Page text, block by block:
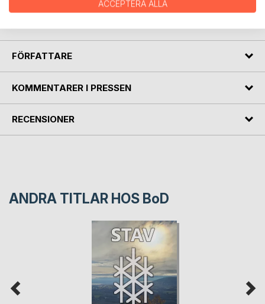
surfing i stora vågor. Brädan är dessutom ett utmärkt
FÖRFATTARE
KOMMENTARER I PRESSEN
RECENSIONER
ANDRA TITLAR HOS BoD
ACCEPTERA ALLA